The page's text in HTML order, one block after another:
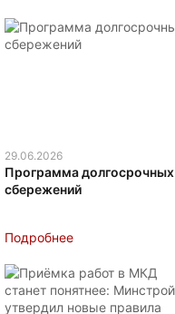
29.06.2026
Программа долгосрочных
сбережений
Подробнее